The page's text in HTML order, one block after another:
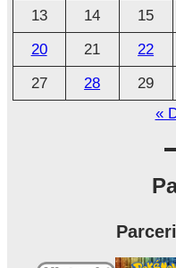
o
13
14 15
20
21 22
27
28 29
«